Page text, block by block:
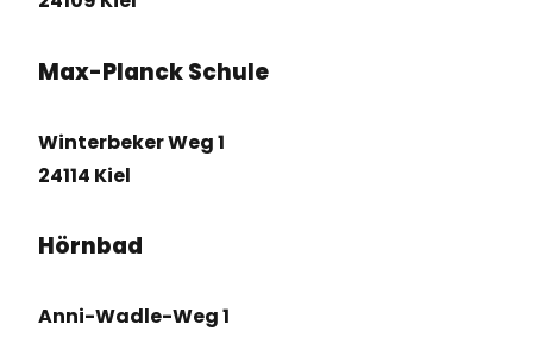
Max-Planck Schule
Winterbeker Weg 1
24114 Kiel
Hörnbad
Anni-Wadle-Weg 1